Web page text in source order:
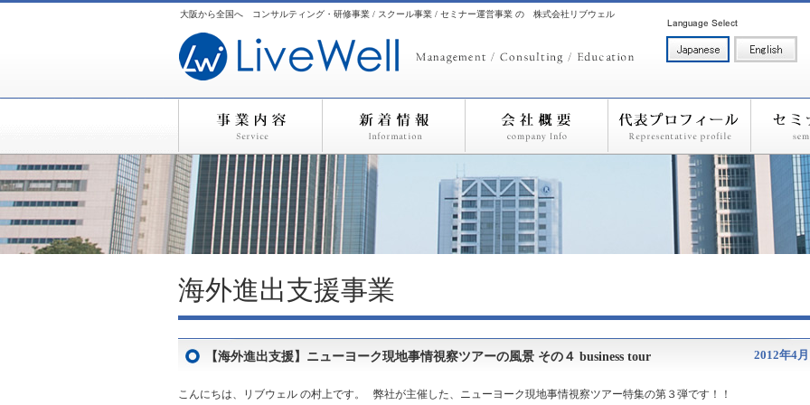
大阪から全国へ コンサルティング・研修事業 / スクール事業 / セミナー運営事業 の 株式会社リブウェル
海外進出支援事業
【海外進出支援】ニューヨーク現地事情視察ツアーの風景 その４ business tour 2012年4
こんにちは、リブウェル の村上です。 弊社が主催した、ニューヨーク現地事情視察ツアー特集の第３弾です！！